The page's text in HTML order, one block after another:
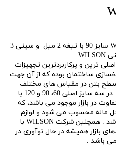
ماله پروانه ای یا ماله موتوری WILSON سایز 90 با تیغه 2 میل و سینی 3
ترین و پرکاربردترین تجهیزات
کفسازی ساختمان بوده که از آن جهت
بتن در مقیاس های مختلف
استفاده می گردد.انواع ماله پروانه ای در سه سایز اصلی 60، 90 و 120 با
در بازار موجود می باشد، که
ترین مدل ماله محسوب می شود و لوازم
مصرفی آن شامل سینی و تیغه می باشد . همچنین شرکت WILSON با
بازار همیشه در حال نوآوری در
باشد .